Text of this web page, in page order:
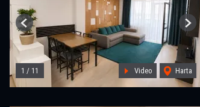
1 / 11 Video Harta
Previous Next